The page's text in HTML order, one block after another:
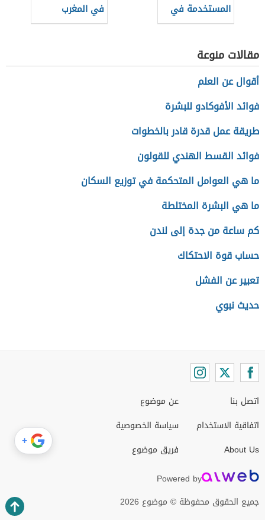
المستخدمة في
الغوص للبحث عن
اللؤلؤ
في المغرب
مقالات منوعة
أقوال عن العلم
فوائد الأفوكادو للبشرة
طريقة عمل قدرة قادر بالخطوات
فوائد القسط الهندي للقولون
ما هي العوامل المتحكمة في توزيع السكان
ما هي البشرة المختلطة
كم ساعة من جدة إلى لندن
حساب قوة الاحتكاك
تعبير عن الفشل
حديث نبوي
اتصل بنا
اتفاقية الاستخدام
About Us
عن موضوع
سياسة الخصوصية
فريق موضوع
Powered by
جميع الحقوق محفوظة © موضوع 2026
+